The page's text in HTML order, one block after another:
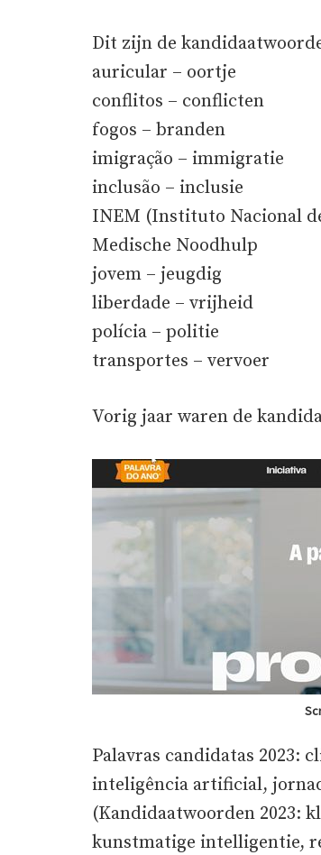
Dit zijn de
auricular – oortje
conflitos – conflicten
fogos – branden
imigração – immigratie
inclusão – inclusie
INEM (Instituto Nacional
Medische Noodhulp
jovem – jeugdig
liberdade – vrijheid
polícia – politie
transportes – vervoer
Vorig jaar waren de
Palavras candidatas 2023:
inteligência artificial,
(Kandidaatwoorden 2023:
kunstmatige intelligentie,